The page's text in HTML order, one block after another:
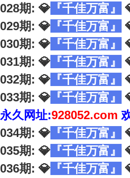
028期: 💎 『千佳万富』
029期: 💎 『千佳万富』
030期: 💎 『千佳万富』
031期: 💎 『千佳万富』
032期: 💎 『千佳万富』
033期: 💎 『千佳万富』
永久网址:928052.com
034期: 💎 『千佳万富』
035期: 💎 『千佳万富』
036期: 💎 『千佳万富』